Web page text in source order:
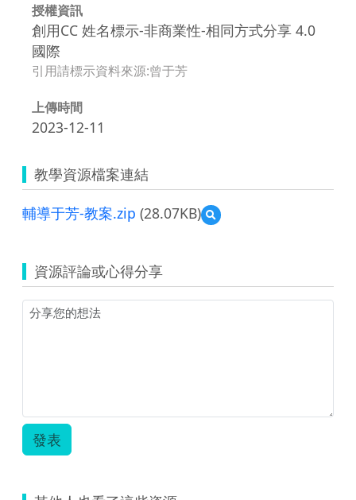
授權資訊
創用CC 姓名標示-非商業性-相同方式分享 4.0
國際
引用請標示資料來源:曾于芳
上傳時間
2023-12-11
教學資源檔案連結
輔導于芳-教案.zip (28.07KB)
預
覽
芳-
教
資源評論或心得分享
發表